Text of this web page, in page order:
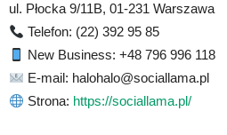
ul. Płocka 9/11B, 01-231 Warszawa
Telefon: (22) 392 95 85
New Business: +48 796 996 118
E-mail: halohalo@sociallama.pl
Strona: https://sociallama.pl/